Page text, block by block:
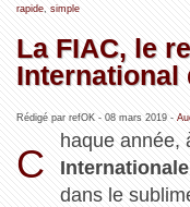
rapide, simple
La FIAC, le
International
Rédigé par refOK - 08 mars 2019-
C
haque année,
dans le